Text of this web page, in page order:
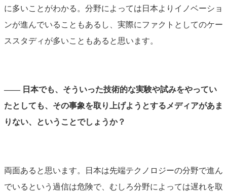
に多いことがわかる。分野によっては日本よりイノベーショ
ンが進んでいることもあるし、実際にファクトとしてのケー
ススタディが多いこともあると思います。
―― 日本でも、そういった技術的な実験や試みをやってい
たとしても、その事象を取り上げようとするメディアがあま
りない、ということでしょうか？
両面あると思います。日本は先端テクノロジーの分野で進ん
でいるという過信は危険で、むしろ分野によっては遅れを取